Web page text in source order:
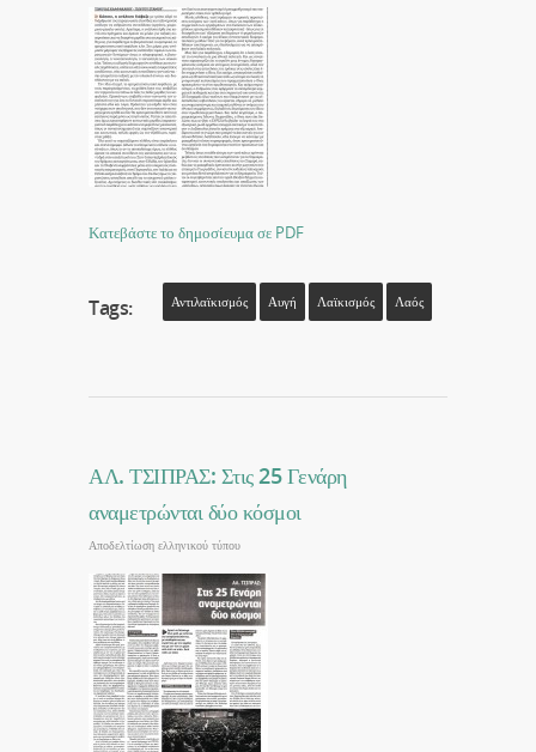
Κατεβάστε το δημοσίευμα σε PDF
Tags: Αντιλαϊκισμός Αυγή Λαϊκισμός Λαός
ΑΛ. ΤΣΙΠΡΑΣ: Στις 25 Γενάρη
αναμετρώνται δύο κόσμοι
Αποδελτίωση ελληνικού τύπου